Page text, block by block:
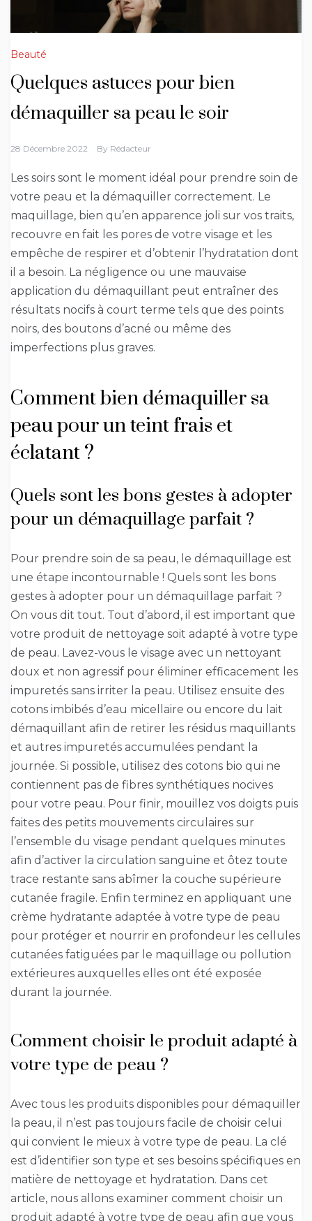
Beauté
Quelques astuces pour bien
démaquiller sa peau le soir
28 Décembre 2022 By Rédacteur
Les soirs sont le moment idéal pour prendre soin de
votre peau et la démaquiller correctement. Le
maquillage, bien qu’en apparence joli sur vos traits,
recouvre en fait les pores de votre visage et les
empêche de respirer et d’obtenir l’hydratation dont
il a besoin. La négligence ou une mauvaise
application du démaquillant peut entraîner des
résultats nocifs à court terme tels que des points
noirs, des boutons d’acné ou même des
imperfections plus graves.
Comment bien démaquiller sa
peau pour un teint frais et
éclatant ?
Quels sont les bons gestes à adopter
pour un démaquillage parfait ?
Pour prendre soin de sa peau, le démaquillage est
une étape incontournable ! Quels sont les bons
gestes à adopter pour un démaquillage parfait ?
On vous dit tout. Tout d’abord, il est important que
votre produit de nettoyage soit adapté à votre type
de peau. Lavez-vous le visage avec un nettoyant
doux et non agressif pour éliminer efficacement les
impuretés sans irriter la peau. Utilisez ensuite des
cotons imbibés d’eau micellaire ou encore du lait
démaquillant afin de retirer les résidus maquillants
et autres impuretés accumulées pendant la
journée. Si possible, utilisez des cotons bio qui ne
contiennent pas de fibres synthétiques nocives
pour votre peau. Pour finir, mouillez vos doigts puis
faites des petits mouvements circulaires sur
l’ensemble du visage pendant quelques minutes
afin d’activer la circulation sanguine et ôtez toute
trace restante sans abîmer la couche supérieure
cutanée fragile. Enfin terminez en appliquant une
crème hydratante adaptée à votre type de peau
pour protéger et nourrir en profondeur les cellules
cutanées fatiguées par le maquillage ou pollution
extérieures auxquelles elles ont été exposée
durant la journée.
Comment choisir le produit adapté à
votre type de peau ?
Avec tous les produits disponibles pour démaquiller
la peau, il n’est pas toujours facile de choisir celui
qui convient le mieux à votre type de peau. La clé
est d’identifier son type et ses besoins spécifiques en
matière de nettoyage et hydratation. Dans cet
article, nous allons examiner comment choisir un
produit adapté à votre type de peau afin que vous